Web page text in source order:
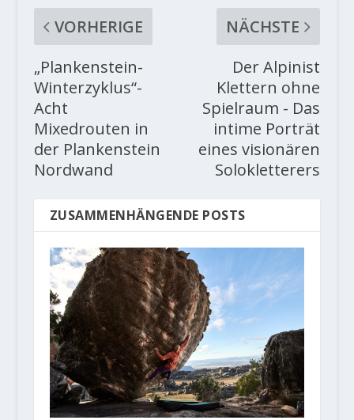
VORHERIGE
„Plankenstein-
Winterzyklus“-
Acht
Mixedrouten in
der Plankenstein
Nordwand
NÄCHSTE
Der Alpinist
Klettern ohne
Spielraum - Das
intime Porträt
eines visionären
Solokletterers
ZUSAMMENHÄNGENDE POSTS